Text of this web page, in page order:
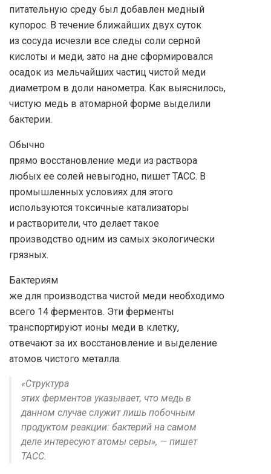
питательную среду был добавлен медный
купорос. В течение ближайших двух суток
из сосуда исчезли все следы соли серной
кислоты и меди, зато на дне сформировался
осадок из мельчайших частиц чистой меди
диаметром в доли нанометра. Как выяснилось,
чистую медь в атомарной форме выделили
бактерии.
Обычно
прямо восстановление меди из раствора
любых ее солей невыгодно, пишет ТАСС. В
промышленных условиях для этого
используются токсичные катализаторы
и растворители, что делает такое
производство одним из самых экологически
грязных.
Бактериям
же для производства чистой меди необходимо
всего 14 ферментов. Эти ферменты
транспортируют ионы меди в клетку,
отвечают за их восстановление и выделение
атомов чистого металла.
«Структура
этих ферментов указывает, что медь в
данном случае служит лишь побочным
продуктом реакции: бактерий на самом
деле интересуют атомы серы», — пишет
ТАСС.